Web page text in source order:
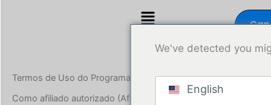
Menu
Termos de Uso do Programa de Afiliados
Como afiliado autorizado (Afiliado) da SILKIPTV, você
We've detected you
English